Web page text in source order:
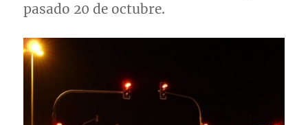
pasado 20 de octubre.